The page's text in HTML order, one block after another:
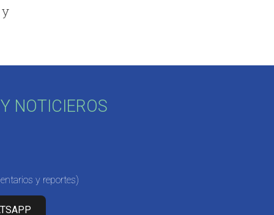
NOTICIEROS
y reportes)